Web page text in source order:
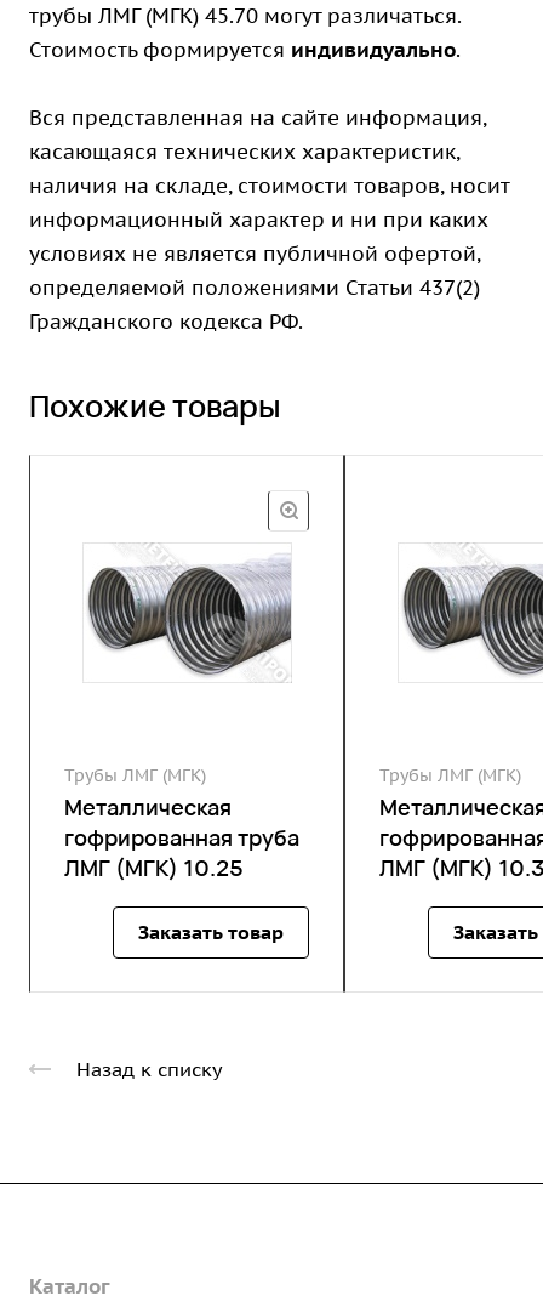
трубы ЛМГ (МГК) 45.70 могут различаться.
Стоимость формируется индивидуально.
Вся представленная на сайте информация,
касающаяся технических характеристик,
наличия на складе, стоимости товаров, носит
информационный характер и ни при каких
условиях не является публичной офертой,
определяемой положениями Статьи 437(2)
Гражданского кодекса РФ.
Похожие товары
Трубы ЛМГ (МГК)
Металлическая
гофрированная труба
ЛМГ (МГК) 10.25
Заказать товар
Трубы ЛМГ (МГК)
ЛМГ (МГК)
Назад к списку
О предприятии
Каталог